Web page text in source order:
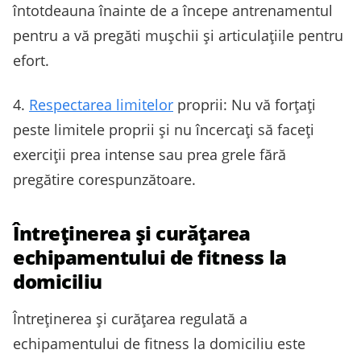
întotdeauna înainte de a începe antrenamentul
pentru a vă pregăti mușchii și articulațiile pentru
efort.
4. Respectarea limitelor proprii: Nu vă forțați
peste limitele proprii și nu încercați să faceți
exerciții prea intense sau prea grele fără
pregătire corespunzătoare.
Întreținerea și curățarea
echipamentului de fitness la
domiciliu
Întreținerea și curățarea regulată a
echipamentului de fitness la domiciliu este